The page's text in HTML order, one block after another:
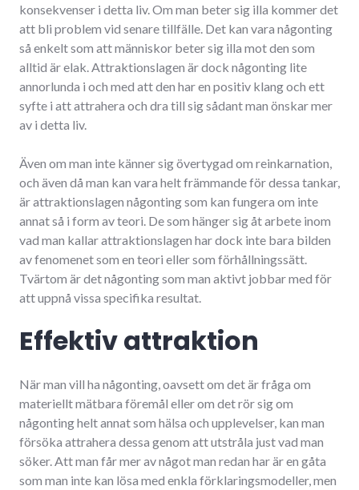
konsekvenser i detta liv. Om man beter sig illa kommer det
att bli problem vid senare tillfälle. Det kan vara någonting
så enkelt som att människor beter sig illa mot den som
alltid är elak. Attraktionslagen är dock någonting lite
annorlunda i och med att den har en positiv klang och ett
syfte i att attrahera och dra till sig sådant man önskar mer
av i detta liv.
Även om man inte känner sig övertygad om reinkarnation,
och även då man kan vara helt främmande för dessa tankar,
är attraktionslagen någonting som kan fungera om inte
annat så i form av teori. De som hänger sig åt arbete inom
vad man kallar attraktionslagen har dock inte bara bilden
av fenomenet som en teori eller som förhållningssätt.
Tvärtom är det någonting som man aktivt jobbar med för
att uppnå vissa specifika resultat.
Effektiv attraktion
När man vill ha någonting, oavsett om det är fråga om
materiellt mätbara föremål eller om det rör sig om
någonting helt annat som hälsa och upplevelser, kan man
försöka attrahera dessa genom att utstråla just vad man
söker. Att man får mer av något man redan har är en gåta
som man inte kan lösa med enkla förklaringsmodeller, men